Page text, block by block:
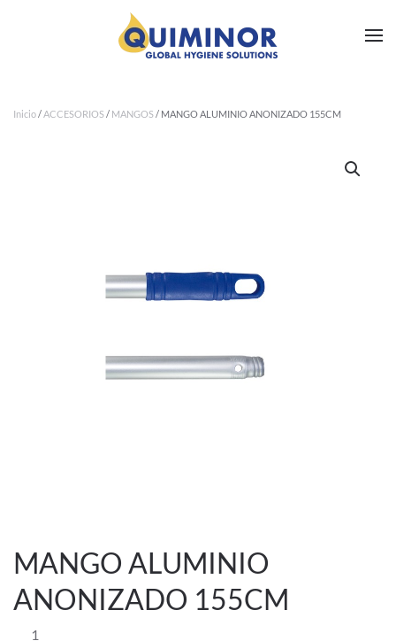
Ir al contenido principal
Inicio/ACCESORIOS/ MANGOS/ MANGO ALUMINIO ANONIZADO 155CM
MANGO ALUMINIO
ANONIZADO 155CM
MANGO